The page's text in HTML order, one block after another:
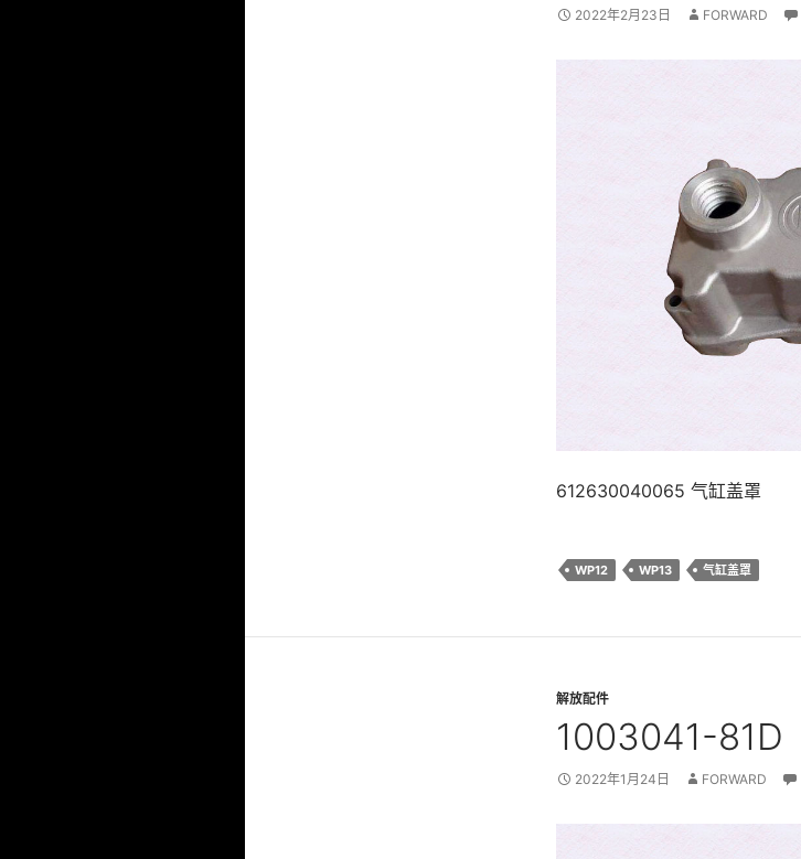
2022年2月23日 FORWARD
612630040065 气缸盖罩
WP12 WP13 气缸盖罩
解放配件
1003041-81D
2022年1月24日 FORWARD